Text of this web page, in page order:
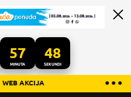
57
MINUTA
48
SEKUNDI
...
● ● ●
WEB AKCIJA